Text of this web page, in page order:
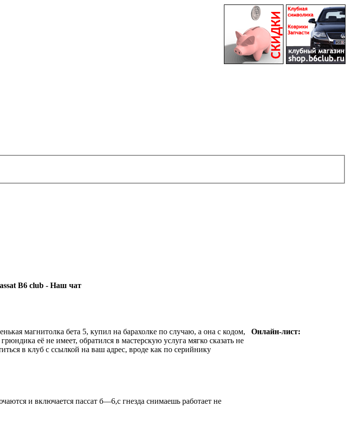
B6 club - Наш чат
магнитолка бета 5, купил на барахолке по случаю, а она с кодом,
её не имеет, обратился в мастерскую услуга мягко сказать не
в клуб с ссылкой на ваш адрес, вроде как по серийнику
и включается пассат б—6,с гнезда снимаешь работает не
Онлайн-лист: